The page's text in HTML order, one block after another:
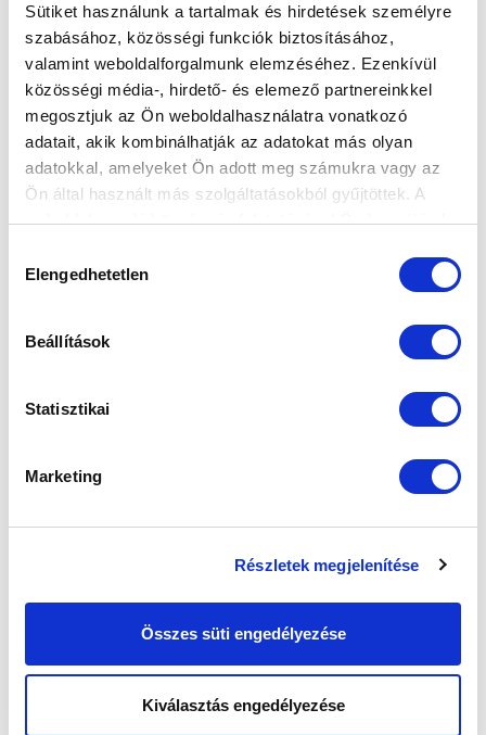
Sütiket használunk a tartalmak és hirdetések személyre
szabásához, közösségi funkciók biztosításához,
valamint weboldalforgalmunk elemzéséhez. Ezenkívül
közösségi média-, hirdető- és elemező partnereinkkel
megosztjuk az Ön weboldalhasználatra vonatkozó
adatait, akik kombinálhatják az adatokat más olyan
adatokkal, amelyeket Ön adott meg számukra vagy az
Ön által használt más szolgáltatásokból gyűjtöttek. A
weboldalon való böngészés folytatásával Ön hozzájárul a
kiválasztása
Elengedhetetlen
Beállítások
Statisztikai
Marketing
Részletek megjelenítése
Összes süti engedélyezése
Kiválasztás engedélyezése
BOBÁL DÁVID TÚL A MŰTÉTEN
2023-10-25 11:39:37
A Puskás Akadémia FC ellen súlyos sérülést szenvedő
védőnk állapotáról Dr. Dreissiger Imre csapatorvos
adott tájékoztatá...
KÉPGALÉRIA: DVSC - MTK BUDAPEST 1-3
2023-08-28 10:43:02